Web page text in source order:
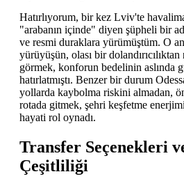
Hatırlıyorum, bir kez Lviv'te
"arabanın içinde" diyen şüpheli bir
ve resmi duraklara yürümüştüm. O
yürüyüşün, olası bir dolandırıcılıktan
görmek, konforun bedelinin aslında
hatırlatmıştı. Benzer bir durum
yollarda kaybolma riskini almadan,
rotada gitmek, şehri keşfetme
hayati rol oynadı.
Transfer Seçenekleri
Çeşitliliği